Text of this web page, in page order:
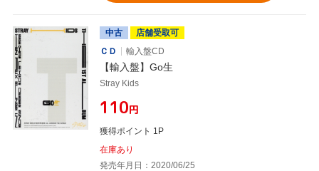
中古
店舗受取可
ＣＤ
輸入盤CD
【輸入盤】Go生
Stray Kids
¥110円
獲得ポイント 1P
在庫あり
発売年月日：2020/06/25